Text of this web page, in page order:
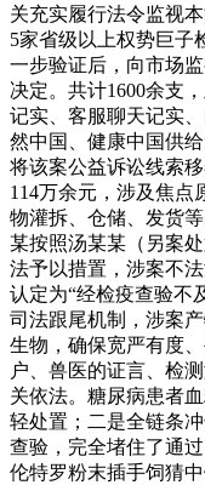
关充实履行法令监视
5家省级以上权势巨子
一步验证后，向市场
决定。共计1600余支
记实、客服聊天记实
然中国、健康中国供
将该案公益诉讼线索
114万余元，涉及焦点
物灌拆、仓储、发货
某按照汤某某（另案
法予以措置，涉案不
认定为“经检疫查验不
司法跟尾机制，涉案
生物，确保宽严有度
户、兽医的证言、检
关依法。糖尿病患者
轻处置；二是全链条
查验，完全堵住了通
伦特罗粉末插手饲猜